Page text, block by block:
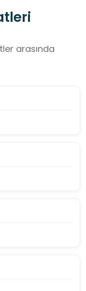
arasında